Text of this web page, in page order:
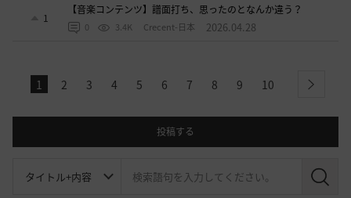
1
【音楽コンテンツ】譜面打ち、思ったのとなんか違う？
0 3.4K Crecent-日本 2026.04.28
1 2 3 4 5 6 7 8 9 10 next
投稿する
検